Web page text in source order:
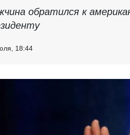
обратился к
18:44